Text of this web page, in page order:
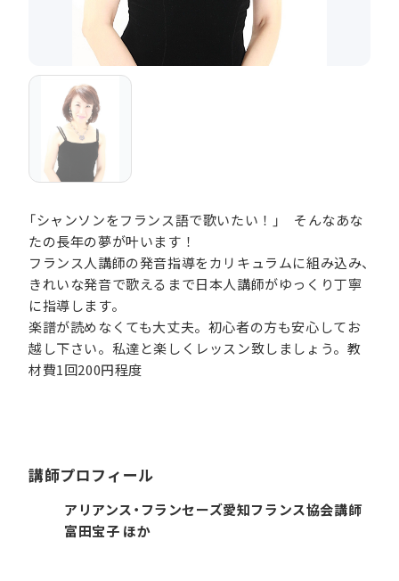
「シャンソンをフランス語で歌いたい！」 そんなあな
たの長年の夢が叶います！
フランス人講師の発音指導をカリキュラムに組み込み、
きれいな発音で歌えるまで日本人講師がゆっくり丁寧
に指導します。
楽譜が読めなくても大丈夫。初心者の方も安心してお
越し下さい。私達と楽しくレッスン致しましょう。教
材費1回200円程度
講師プロフィール
アリアンス・フランセーズ愛知フランス協会講師
富田宝子 ほか